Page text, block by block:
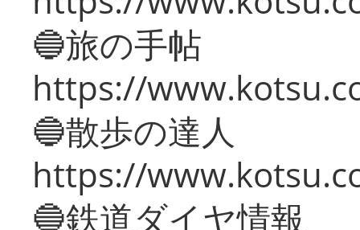
🔵旅の手帖
https://
🔵散歩の達人
https://
🔵鉄道ダイヤ情報